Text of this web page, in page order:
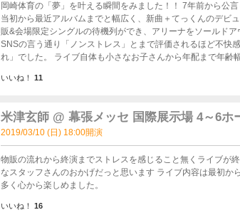
岡崎体育の「夢」を叶える瞬間をみました！！ 7年前から公言していたことが現実になりました セットリストもデビュー
当初から最近アルバムまでと幅広く、新曲＋てっくんのデビュー曲も聞くことが
販&会場限定シングルの待機列ができ、アリーナをソールド
SNSの言う通り「ノンストレス」とまで評価されるほど不快
れ」でした。 ライブ自体も小さなお子さんから年配まで年齢幅がとても広く、岡崎体育独特の緩いセットリストがとても
アリ」で「口パク」をしっかりとみれたことです。最後は鳥肌立ちながら笑いました
と思いました（笑） 本当に感動と笑いをありがとうございま
いいね！ 11
米津玄師 @ 幕張メッセ 国際展示場 4～6ホ
2019/03/10 (日) 18:00開演
物販の流れから終演までストレスを感じること無くライブが
なスタッフさんのおかげだっと思います ライブ内容は最初から最高で、興奮しっぱなしです。中盤、後半と聞かせる曲が
多く心から楽しめました。
いいね！ 16